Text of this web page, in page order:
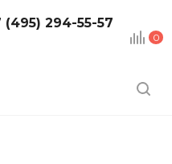
0
(495) 294-55-57